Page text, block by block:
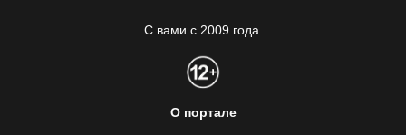
С вами с 2009 года.
О портале